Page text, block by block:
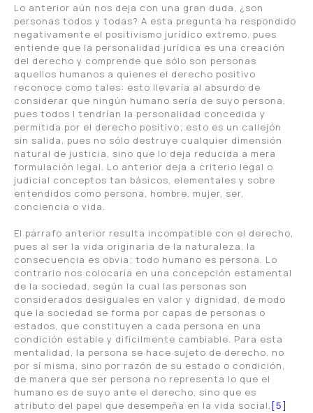
Lo anterior aún nos deja con una gran duda, ¿son
personas todos y todas? A esta pregunta ha respondido
negativamente el positivismo jurídico extremo, pues
entiende que la personalidad jurídica es una creación
del derecho y comprende que sólo son personas
aquellos humanos a quienes el derecho positivo
reconoce como tales: esto llevaría al absurdo de
considerar que ningún humano sería de suyo persona,
pues todos l tendrían la personalidad concedida y
permitida por el derecho positivo; esto es un callejón
sin salida, pues no sólo destruye cualquier dimensión
natural de justicia, sino que lo deja reducida a mera
formulación legal. Lo anterior deja a criterio legal o
judicial conceptos tan básicos, elementales y sobre
entendidos como persona, hombre, mujer, ser,
conciencia o vida.
El párrafo anterior resulta incompatible con el derecho,
pues al ser la vida originaria de la naturaleza, la
consecuencia es obvia; todo humano es persona. Lo
contrario nos colocaría en una concepción estamental
de la sociedad, según la cual las personas son
considerados desiguales en valor y dignidad, de modo
que la sociedad se forma por capas de personas o
estados, que constituyen a cada persona en una
condición estable y difícilmente cambiable. Para esta
mentalidad, la persona se hace sujeto de derecho, no
por sí misma, sino por razón de su estado o condición,
de manera que ser persona no representa lo que el
humano es de suyo ante el derecho, sino que es
atributo del papel que desempeña en la vida social. [5]